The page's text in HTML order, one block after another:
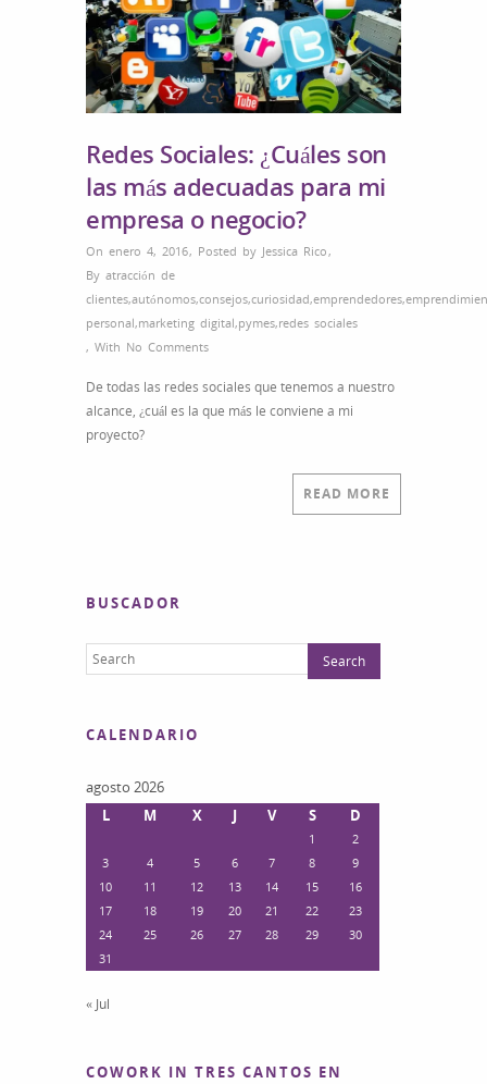
Redes Sociales: ¿Cuáles son
las más adecuadas para mi
empresa o negocio?
On enero 4, 2016, Posted by Jessica Rico,
By atracción de
clientes,autónomos,consejos,curiosidad,emprendedores,
personal,marketing digital,pymes,redes sociales
, With No Comments
De todas las redes sociales que tenemos a nuestro
alcance, ¿cuál es la que más le conviene a mi
proyecto?
READ MORE
BUSCADOR
CALENDARIO
agosto 2026
L
M X J V S D
1
2
3
4 5 6 7 8
9
10
11 12 13 14 15
16
17
18 19 20 21 22
23
24
25 26 27 28 29
30
31
« Jul
COWORK IN TRES CANTOS EN